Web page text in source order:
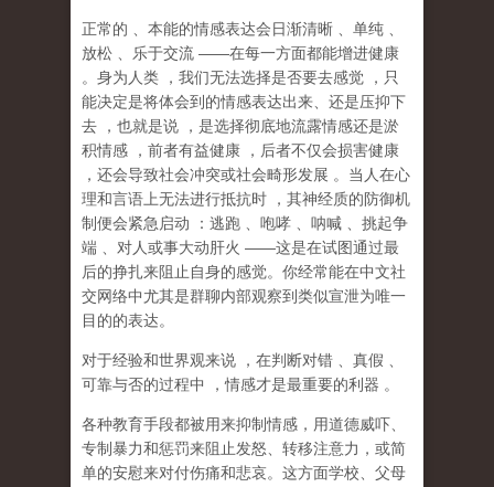
正常的 、本能的情感表达会日渐清晰 、单纯
放松
、乐于交流 ——在每一方面都能增进健康
。身为人类
，我们无法选择是否要去感觉
，只
能决定是将体会到的情感表达出来、还是压抑下
去
，也就是说 ， 是选择彻底地流露情感还是淤
积情感
，前者有益健康
，后者不仅会损害健康
，还会导致社会冲突或社会畸形发展 。当人在心
理和言语上无法进行抵抗时
，其神经质的防御机
制便会紧急启动
：逃跑 、咆哮 、呐喊
、挑起争
端
、对人或事大动肝火 ——这是在试图通过最
后的挣扎来阻止自身的感觉。你经常能在中文社
交网络中尤其是群聊内部观察到类似宣泄为唯一
目的的表达。
对于经验和世界观来说 ，在判断对错 、真假
可靠与否的过程中
，情感才是最重要的利器 。
各种教育手段都被用来抑制情感，用道德威吓、
专制暴力和惩罚来阻止发怒、转移注意力，或简
单的安慰来对付伤痛和悲哀。这方面学校、父母